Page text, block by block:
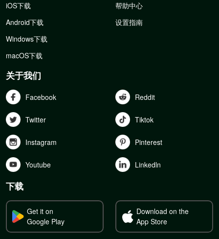
iOS下载
Android下载
Windows下载
macOS下载
帮助中心
设置指南
关于我们
Facebook Reddit
Twitter Tiktok
Instagram Pinterest
Youtube Linkedln
下载
Get it on
Google Play
Download on the
App Store